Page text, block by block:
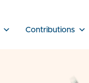
Contributions